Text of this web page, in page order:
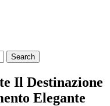
Il Destinazione
Elegante